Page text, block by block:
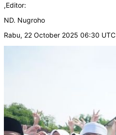
,Editor:
ND. Nugroho
Rabu, 22 October 2025 06:30 UTC